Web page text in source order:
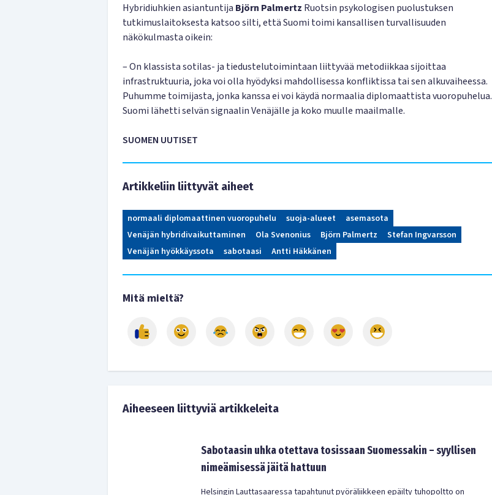
Hybridiuhkien asiantuntija Björn Palmertz Ruotsin psykologisen puolustuksen
tutkimuslaitoksesta katsoo silti, että Suomi toimi kansallisen turvallisuuden
näkökulmasta oikein:
– On klassista sotilas- ja tiedustelutoimintaan liittyvää metodiikkaa sijoittaa
infrastruktuuria, joka voi olla hyödyksi mahdollisessa konfliktissa tai sen alkuvaiheessa.
Puhumme toimijasta, jonka kanssa ei voi käydä normaalia diplomaattista vuoropuhelua.
Suomi lähetti selvän signaalin Venäjälle ja koko muulle maailmalle.
SUOMEN UUTISET
Artikkeliin liittyvät aiheet
normaali diplomaattinen vuoropuhelu suoja-alueet
asemasota
Venäjän hybridivaikuttaminen
Ola Svenonius Björn Palmertz
Stefan Ingvarsson
Venäjän hyökkäyssota
sabotaasi Antti Häkkänen
Mitä mieltä?
Aiheeseen liittyviä artikkeleita
Sabotaasin uhka otettava tosissaan Suomessakin – syyllisen
nimeämisessä jäitä hattuun
Helsingin Lauttasaaressa tapahtunut pyöräliikkeen epäilty tuhopoltto on